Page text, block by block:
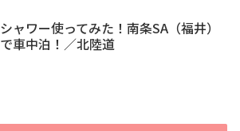
シャワー使ってみた！南条SA（福井）
で車中泊！／北陸道